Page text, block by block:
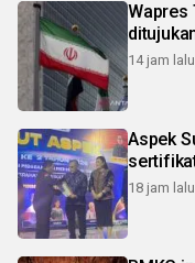
Wapres
14 jam lalu
Aspek
18 jam lalu